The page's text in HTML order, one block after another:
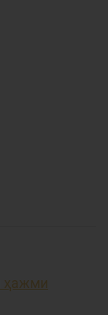
ҳажми